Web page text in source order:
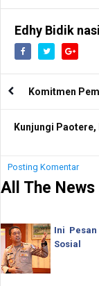
Edhy Bidik
Komitmen
Kunjungi
Posting Komentar
All The News
Ini
Sosial